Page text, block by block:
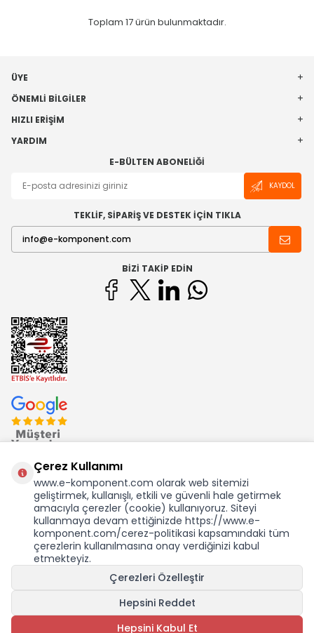
Toplam 17ürün bulunmaktadır.
ÜYE
ÖNEMLI BILGILER
HIZLI ERIŞIM
YARDIM
E-BÜLTEN ABONELIĞI
KAYDOL
TEKLİF, SİPARİŞ VE DESTEK İÇİN TIKLA
BIZI TAKIP EDIN
Ekom Elk. Elektronik San. ve Tic. A.Ş.'nin Tescilli Bir Markasıdır
Çerez Kullanımı
www.e-komponent.com olarak web sitemizi
geliştirmek, kullanışlı, etkili ve güvenli hale getirmek
amacıyla çerezler (cookie) kullanıyoruz. Siteyi
kullanmaya devam ettiğinizde https://www.e-
komponent.com/cerez-politikasi kapsamındaki tüm
çerezlerin kullanılmasına onay verdiğinizi kabul
etmekteyiz.
Çerezleri Özelleştir
Hepsini Reddet
Hepsini Kabul Et